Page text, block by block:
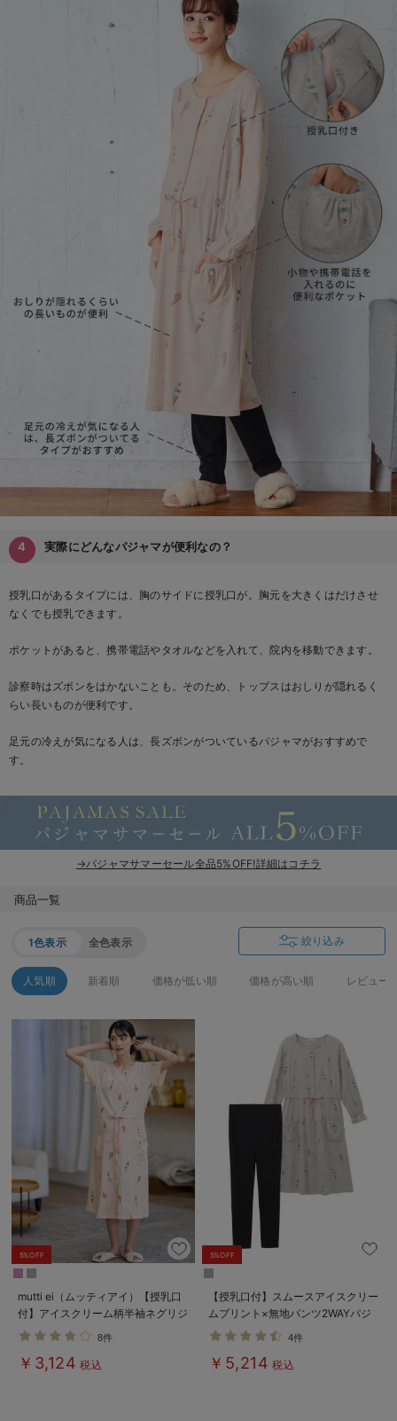
実際にどんなパジャマが便利なの？
授乳口があるタイプには、胸のサイドに授乳口が。胸元を大きくはだけさせ
なくでも授乳できます。
ポケットがあると、携帯電話やタオルなどを入れて、院内を移動できます。
診察時はズボンをはかないことも。そのため、トップスはおしりが隠れるく
らい長いものが便利です。
足元の冷えが気になる人は、長ズボンがついているパジャマがおすすめで
す。
→パジャマサマーセール全品5%OFF!詳細はコチラ
商品一覧
1色表示 全色表示 絞り込み
人気順 新着順 価格が低い順 価格が高い順 レビュー
5%OFF
mutti ei（ムッティアイ）【授乳口
付】アイスクリーム柄半袖ネグリジ
ェ
8件
￥3,124 税込
5%OFF
【授乳口付】スムースアイスクリー
ムプリント×無地パンツ2WAYパジ
ャマ
4件
￥5,214 税込